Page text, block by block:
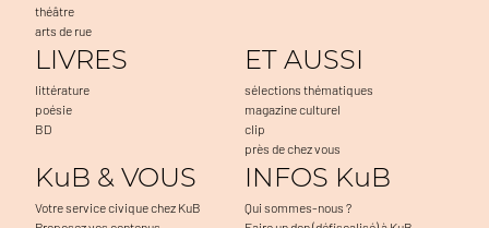
théâtre
arts de rue
LIVRES
littérature
poésie
BD
ET AUSSI
sélections thématiques
magazine culturel
clip
près de chez vous
KuB & VOUS
Votre service civique chez KuB
INFOS KuB
Qui sommes-nous ?